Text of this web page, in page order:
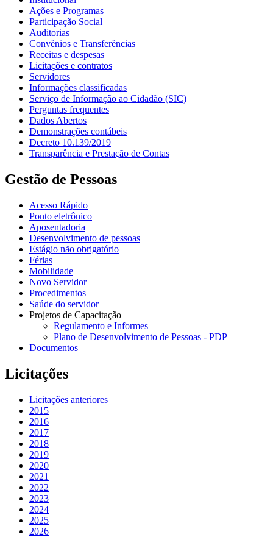
Ações e Programas
Participação Social
Auditorias
Convênios e Transferências
Receitas e despesas
Licitações e contratos
Servidores
Informações classificadas
Serviço de Informação ao Cidadão (SIC)
Perguntas frequentes
Dados Abertos
Demonstrações contábeis
Decreto 10.139/2019
Transparência e Prestação de Contas
Gestão de Pessoas
Acesso Rápido
Ponto eletrônico
Aposentadoria
Desenvolvimento de pessoas
Estágio não obrigatório
Férias
Mobilidade
Novo Servidor
Procedimentos
Saúde do servidor
Projetos de Capacitação
Regulamento e Informes
Plano de Desenvolvimento de Pessoas - PDP
Documentos
Licitações
Licitações anteriores
2015
2016
2017
2018
2019
2020
2021
2022
2023
2024
2025
2026